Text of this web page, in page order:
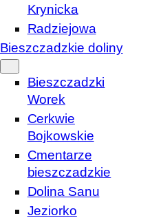
Krynicka
Radziejowa
Bieszczadzkie doliny
Bieszczadzki
Worek
Cerkwie
Bojkowskie
Cmentarze
bieszczadzkie
Dolina Sanu
Jeziorko